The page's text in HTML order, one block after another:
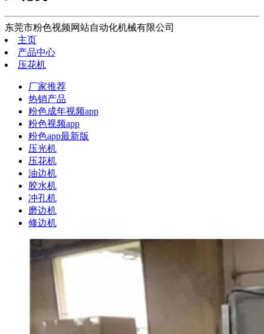
东莞市粉色视频网站自动化机械有限公司
主页
产品中心
压花机
厂家推荐
热销产品
粉色成年视频app
粉色视频app
粉色app最新版
压光机
压花机
油边机
胶水机
冲孔机
磨边机
修边机